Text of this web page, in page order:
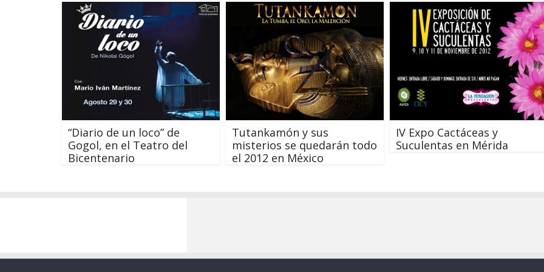
“Diario de un loco” de
Gogol, en el Teatro del
Bicentenario
Tutankamón y sus
misterios se quedarán todo
el 2012 en México
IV Expo Cactáceas y
Suculentas en Mérida